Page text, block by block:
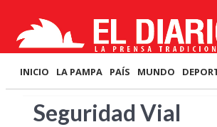
INICIO LA PAMPA PAÍS MUNDO
Seguridad Vial